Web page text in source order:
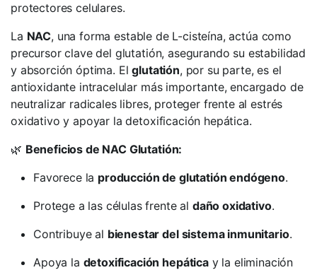
protectores celulares.
La NAC, una forma estable de L-cisteína, actúa como
precursor clave del glutatión, asegurando su estabilidad
y absorción óptima. Elglutatión, por su parte, es el
antioxidante intracelular más importante, encargado de
neutralizar radicales libres, proteger frente al estrés
oxidativo y apoyar la detoxificación hepática.
🌿 Beneficios de NAC Glutatión:
Favorece la producción de glutatión endógeno.
Protege a las células frente al daño oxidativo.
Contribuye al bienestar del sistema inmunitario.
Apoya la detoxificación hepáticay la eliminación